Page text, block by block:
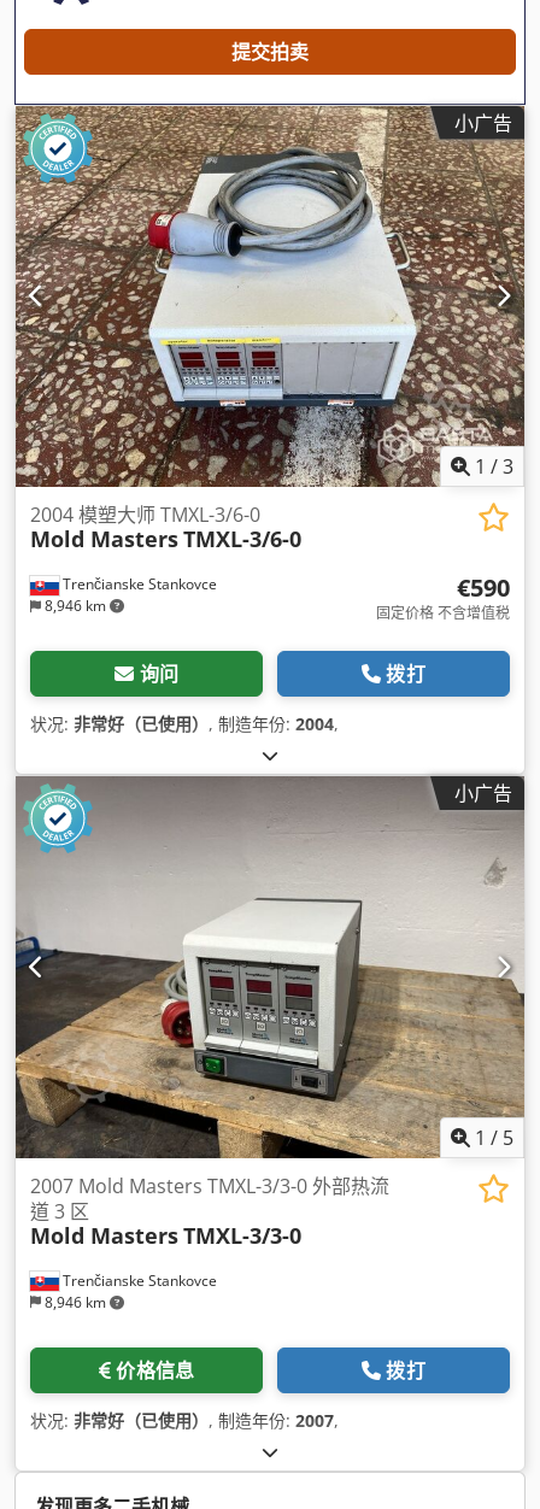
提交拍卖
小广告
1 /3
Trenčianske Stankovce
8,946 km
2004 模塑大师 TMXL-3/6-0
Mold MastersTMXL-3/6-0
€590
固定价格 不含增值税
询问 拨打
状况: 非常好（已使用） , 制造年份: 2004,
小广告
1 / 5
Trenčianske Stankovce
8,946 km
2007 Mold Masters TMXL-3/3-0 外部热流
道 3 区
Mold MastersTMXL-3/3-0
价格信息 拨打
状况: 非常好（已使用） , 制造年份: 2007,